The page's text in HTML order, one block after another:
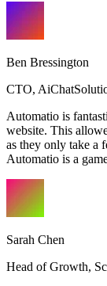
Ben Bressington
CTO,
Automatio is
website. This
as they only take a
Automatio is a
Sarah Chen
Head of Growth,